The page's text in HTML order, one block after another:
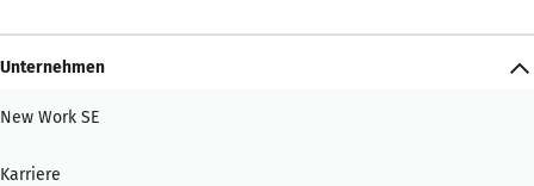
Unternehmen
New Work SE
Karriere